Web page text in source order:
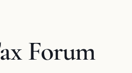
Forum